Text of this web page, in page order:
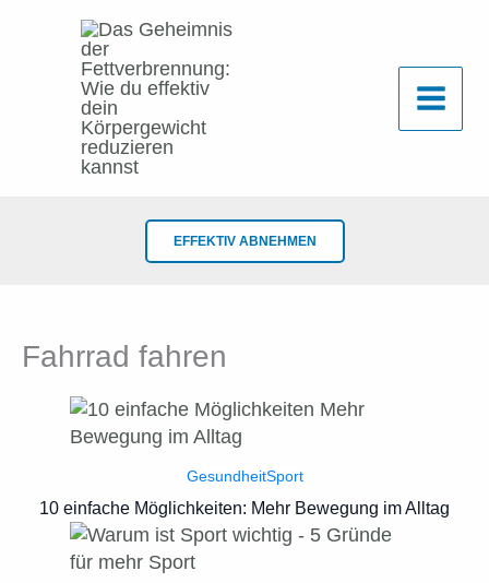
EFFEKTIV ABNEHMEN
Fahrrad fahren
GesundheitSport
10 einfache Möglichkeiten: Mehr Bewegung im Alltag